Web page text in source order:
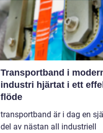
Transportband i
industri hjärtat i ett effektivt
flöde
transportband är i dag en
del av nästan all industriell